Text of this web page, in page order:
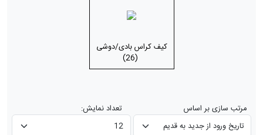
کیف کراس بادی/دوشی
(26)
مرتب سازی بر اساس تعداد نمایش: